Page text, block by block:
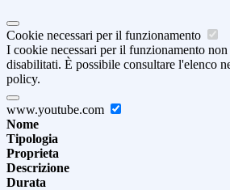
Cookie necessari per il funzionamento
I cookie necessari per il funzionamento non
disabilitati. È possibile consultare l'elenco
policy.
www.youtube.com
Nome
Tipologia
Proprieta
Descrizione
Durata